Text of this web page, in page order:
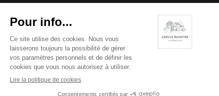
Mentions légales
Politique de cookies
Politique de confidentialité
© 2026 Cercle Munster . Tous droits réservés